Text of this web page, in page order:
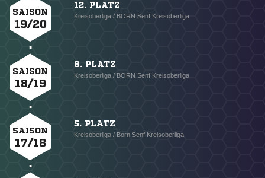
SAISON
19/20
12. PLATZ
Kreisoberliga / BORN Senf Kreisoberliga
SAISON
18/19
8. PLATZ
Kreisoberliga / BORN Senf Kreisoberliga
SAISON
17/18
5. PLATZ
Kreisoberliga / Born Senf Kreisoberliga